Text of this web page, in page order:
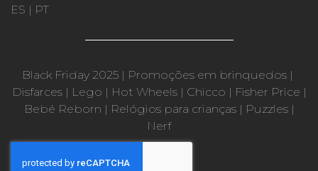
ES | PT
Black Friday 2025 | Promoções em brinquedos |
Disfarces| Lego | Hot Wheels| Chicco | Fisher Price |
Bebé Reborn | Relógios para crianças| Puzzles|
Nerf